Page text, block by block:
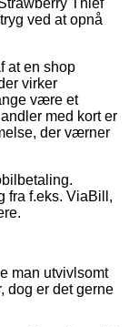
ved at opnå
at en shop
virker
være et
med kort er
der værner
fra f.eks. ViaBill,
man utvivlsomt
dog er det gerne